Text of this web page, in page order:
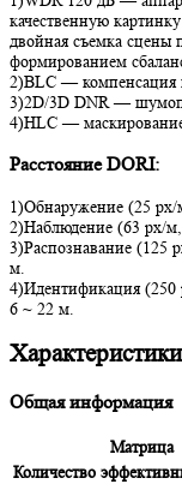
качественную
двойная съемка
формированием
2)BLC — компенсация
3)2D/3D DNR —
4)HLC — маскирование
Расстояние DORI:
1)Обнаружение (25 px/
2)Наблюдение (63 px/
3)Распознавание (125
м.
4)Идентификация
6 ~ 22 м.
Характеристики
Общая информация
Матрица
Количество